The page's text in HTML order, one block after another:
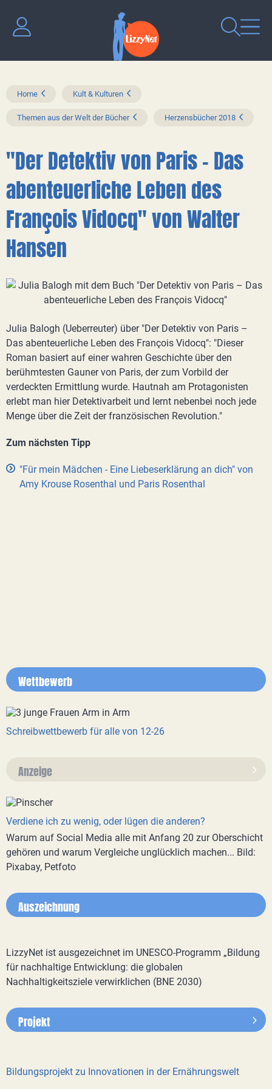
Home Kult & Kulturen
Themen aus der Welt der Bücher Herzensbücher 2018
"Der Detektiv von Paris – Das
abenteuerliche Leben des
François Vidocq" von Walter
Hansen
Julia Balogh (Ueberreuter) über "Der Detektiv von Paris –
Das abenteuerliche Leben des François Vidocq": "Dieser
Roman basiert auf einer wahren Geschichte über den
berühmtesten Gauner von Paris, der zum Vorbild der
verdeckten Ermittlung wurde. Hautnah am Protagonisten
erlebt man hier Detektivarbeit und lernt nebenbei noch jede
Menge über die Zeit der französischen Revolution."
Zum nächsten Tipp
"Für mein Mädchen - Eine Liebeserklärung an dich" von
Amy Krouse Rosenthal und Paris Rosenthal
Wettbewerb
Schreibwettbewerb für alle von 12-26
Anzeige
Verdiene ich zu wenig, oder lügen die anderen?
Warum auf Social Media alle mit Anfang 20 zur Oberschicht
gehören und warum Vergleiche unglücklich machen... Bild:
Pixabay, Petfoto
Auszeichnung
LizzyNet ist ausgezeichnet im UNESCO-Programm „Bildung
für nachhaltige Entwicklung: die globalen
Nachhaltigkeitsziele verwirklichen (BNE 2030)
Projekt
Bildungsprojekt zu Innovationen in der Ernährungswelt